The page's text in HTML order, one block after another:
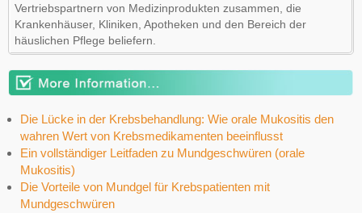
Vertriebspartnern von Medizinprodukten zusammen, die
Krankenhäuser, Kliniken, Apotheken und den Bereich der
häuslichen Pflege beliefern.
Die Lücke in der Krebsbehandlung: Wie orale Mukositis den
wahren Wert von Krebsmedikamenten beeinflusst
Ein vollständiger Leitfaden zu Mundgeschwüren (orale
Mukositis)
Die Vorteile von Mundgel für Krebspatienten mit
Mundgeschwüren